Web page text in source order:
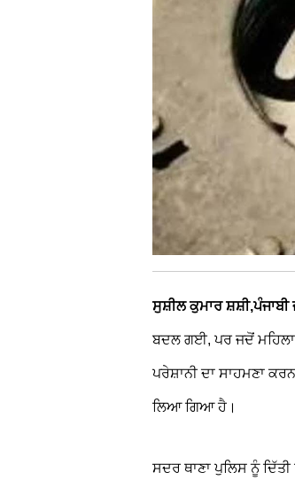
ਸੁਸ਼ੀਲ ਕੁਮਾਰ
ਬਦਲ ਗਈ, ਪਰ ਜਦੋਂ
ਪਰੇਸ਼ਾਨੀ ਦਾ ਸਾਹਮਣਾ
ਲਿਆ ਗਿਆ ਹੈ।
ਸਦਰ ਥਾਣਾ ਪੁਲਿਸ ਨੂੰ